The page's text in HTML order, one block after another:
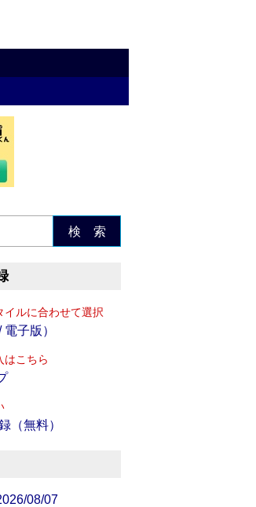
検 索
イルに合わせて選択
子版）
はこちら
（無料）
08/07